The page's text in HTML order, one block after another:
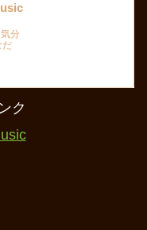
分
だ
ク